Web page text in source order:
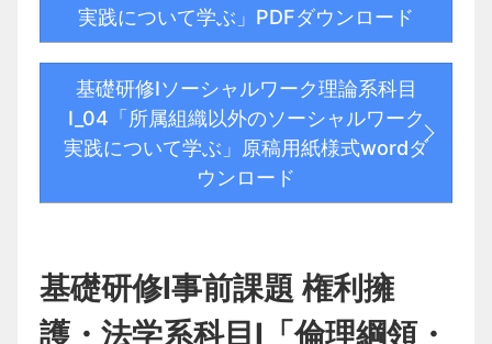
実践について学ぶ」PDFダウンロード
基礎研修Ⅰソーシャルワーク理論系科目
Ⅰ_04「所属組織以外のソーシャルワーク
実践について学ぶ」原稿用紙様式wordダ
ウンロード
基礎研修Ⅰ事前課題 権利擁
護・法学系科目Ⅰ「倫理綱領・